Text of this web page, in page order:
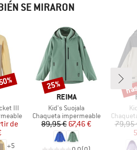
SE MIRARON
III
reducido
de
+5
MARCA
REIMA
Artículo
Kid's Suojala
Product group
Chaqueta impermeable
Precio
89,95 €Precio reducido
67,46 €
Descuento
25%
Product
79,95